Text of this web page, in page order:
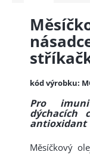
kód výrobku:
Pro
dýchacích
antioxidant
Měsíčkový